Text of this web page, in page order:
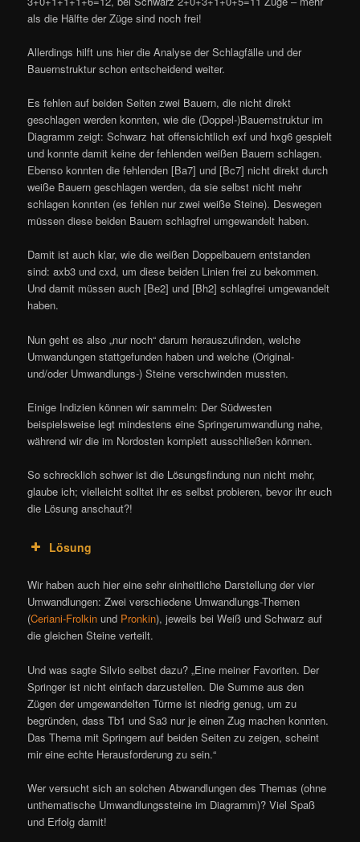
als die Hälfte der Züge sind noch frei!
Allerdings hilft uns hier die Analyse der Schlagfälle und der
Bauernstruktur schon entscheidend weiter.
Es fehlen auf beiden Seiten zwei Bauern, die nicht direkt
geschlagen werden konnten, wie die (Doppel-)Bauernstruktur im
Diagramm zeigt: Schwarz hat offensichtlich exf und hxg6 gespielt
und konnte damit keine der fehlenden weißen Bauern schlagen.
Ebenso konnten die fehlenden [Ba7] und [Bc7] nicht direkt durch
weiße Bauern geschlagen werden, da sie selbst nicht mehr
schlagen konnten (es fehlen nur zwei weiße Steine). Deswegen
müssen diese beiden Bauern schlagfrei umgewandelt haben.
Damit ist auch klar, wie die weißen Doppelbauern entstanden
sind: axb3 und cxd, um diese beiden Linien frei zu bekommen.
Und damit müssen auch [Be2] und [Bh2] schlagfrei umgewandelt
haben.
Nun geht es also „nur noch“ darum herauszufinden, welche
Umwandungen stattgefunden haben und welche (Original-
und/oder Umwandlungs-) Steine verschwinden mussten.
Einige Indizien können wir sammeln: Der Südwesten
beispielsweise legt mindestens eine Springerumwandlung nahe,
während wir die im Nordosten komplett ausschließen können.
So schrecklich schwer ist die Lösungsfindung nun nicht mehr,
glaube ich; vielleicht solltet ihr es selbst probieren, bevor ihr euch
die Lösung anschaut?!
Lösung
Wir haben auch hier eine sehr einheitliche Darstellung der vier
Umwandlungen: Zwei verschiedene Umwandlungs-Themen
(Ceriani-Frolkin und Pronkin), jeweils bei Weiß und Schwarz auf
die gleichen Steine verteilt.
Und was sagte Silvio selbst dazu? „Eine meiner Favoriten. Der
Springer ist nicht einfach darzustellen. Die Summe aus den
Zügen der umgewandelten Türme ist niedrig genug, um zu
begründen, dass Tb1 und Sa3 nur je einen Zug machen konnten.
Das Thema mit Springern auf beiden Seiten zu zeigen, scheint
mir eine echte Herausforderung zu sein.“
Wer versucht sich an solchen Abwandlungen des Themas (ohne
unthematische Umwandlungssteine im Diagramm)? Viel Spaß
und Erfolg damit!